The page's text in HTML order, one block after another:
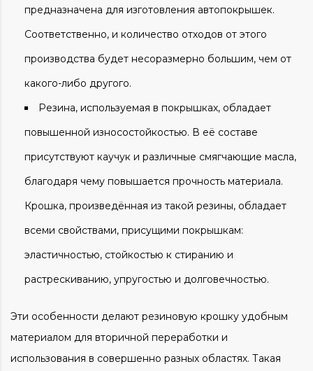
предназначена для изготовления автопокрышек.
Соответственно, и количество отходов от этого
производства будет несоразмерно большим, чем от
какого-либо другого.
Резина, используемая в покрышках, обладает
повышенной износостойкостью. В её составе
присутствуют каучук и различные смягчающие масла,
благодаря чему повышается прочность материала.
Крошка, произведённая из такой резины, обладает
всеми свойствами, присущими покрышкам:
эластичностью, стойкостью к стиранию и
растрескиванию, упругостью и долговечностью.
Эти особенности делают резиновую крошку удобным
материалом для вторичной переработки и
использования в совершенно разных областях. Такая